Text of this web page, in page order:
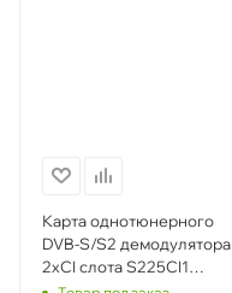
Карта однотюнерного
DVB-S/S2 демодулятора
2xCI слота S225CI1
TANTRAX